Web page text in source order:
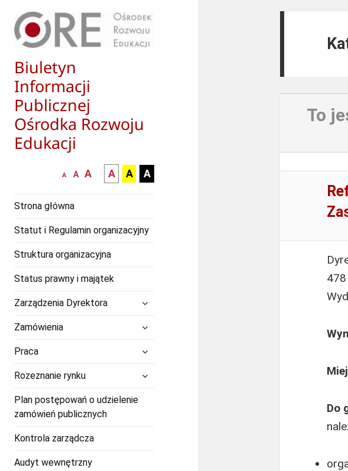
Biuletyn
Informacji
Publicznej
Ośrodka Rozwoju
Edukacji
mniejsza
A
normalna
A
większa-
czcionka
A
kontrast
czarny
białym
A
kontrast
czarny
zółtym
A
kontrast
żółty
A
Strona główna
Statut i Regulamin organizacyjny
Struktura organizacyjna
Status prawny i majątek
Zarządzenia Dyrektora
rozwiń
menu
Zamówienia
Praca
Rozeznanie rynkurozwiń
menu
potomne
Plan postępowań o udzielenie
zamówień publicznych
Kontrola zarządcza
Audyt wewnętrzny
To
Do